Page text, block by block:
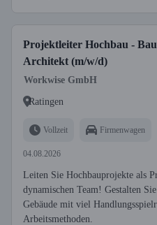
Projektleiter Hochbau -
Architekt (m/w/d)
Workwise GmbH
Ratingen
Vollzeit Firmenwagen
04.08.2026
Leiten Sie Hochbauprojekte als
dynamischen Team! Gestalten
Gebäude mit viel
Arbeitsmethoden.